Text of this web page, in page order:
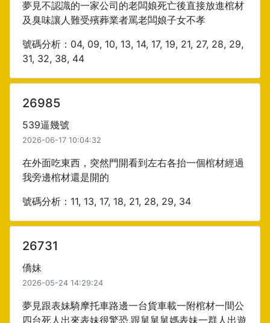
夢見不認識的一家公司的老闆娘死亡後直接放進棺材
及臭味讓人難受殯葬業者罵老闆娘子女不孝
號碼分析：04, 09, 10, 13, 14, 17, 19, 21, 27, 28, 29,
31, 32, 38, 44
26985
539逼幾號
2026-06-17 10:04:32
在外面吃東西，突然門開看到左右各抬一個棺材經過
我旁邊棺材還是開的
號碼分析：11, 13, 17, 18, 21, 28, 29, 34
26731
僑妹
2026-05-24 14:29:24
夢見跟表妹騎摩托車路邊一台貨車載一附棺材一間公
四台死人出來表妹很驚恐,跟舅舅舅媽表妹一群人出遊